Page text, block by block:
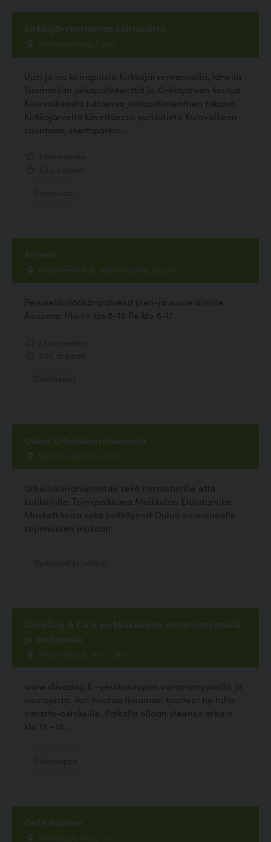
Kirkkojärvenrannan koirapuisto
Kylävainionkuja, Espoo
Uusi ja iso koirapuisto Kirkkojärvenrannalla, lähellä
Tuomarilan jalkapallokenttiä ja Kirkkojärven koulua.
Kulovalkeasta tultaessa jalkapallokenttien takana,
Kirkkojärveltä käveltäessä puistotietä Kulovalkean
suuntaan, skeittiparkin...
Aitovet
Aitomäentie 998, 45100 Kouvola, Kouvola
Peruseläinlääkäripalvelut pien-ja suureläimille
Avoinna: Ma-to klo 8-18 Pe klo 8-17
Oulun Urheilukoirahieronta
Haaransuontie 12, Oulu
Urheilukoirahierontaa sekä harrastaville että
kotikoirille. Toimipaikkana Maikkulan Eläintarvike
Muskettikoira sekä kotikäynnit Oulun suuralueelle
sopimuksen mukaan.
DiivaDog & Co:n verkkokaupan varastomyymälä
ja noutopiste
Moisionkatu 6, 2krs., Lahti
www.diivadog.fi -verkkokaupan varastomyymälä ja
noutopiste. Voit noutaa tilaamasi tuotteet tai tulla
varasto-ostoksille. Paikalla ollaan yleensä arkisin
klo 13 - 18....
Cafe Rooster
Torikatu 26, Oulu, Oulu